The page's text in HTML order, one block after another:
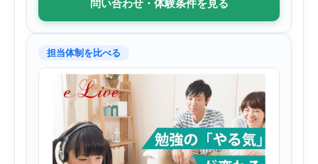
問い合わせ・体験条件を見る
担当体制を比べる